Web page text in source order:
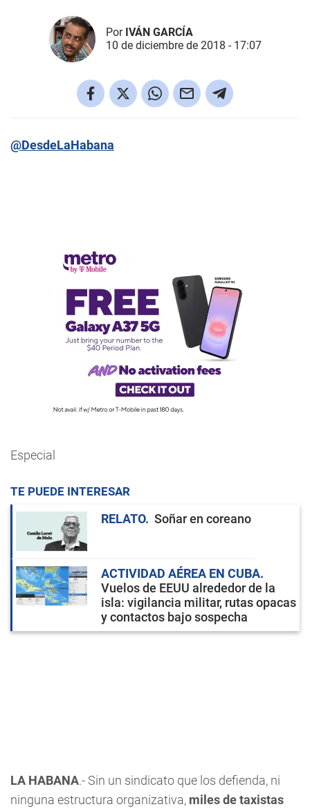
Por IVÁN GARCÍA
10 de diciembre de 2018 - 17:07
@DesdeLaHabana
Especial
TE PUEDE INTERESAR
RELATO Soñar en coreano
ACTIVIDAD AÉREA EN CUBA
Vuelos de EEUU alrededor de la
isla: vigilancia militar, rutas opacas
y contactos bajo sospecha
LA HABANA.- Sin un sindicato que los defienda, ni
ninguna estructura organizativa, miles de taxistas